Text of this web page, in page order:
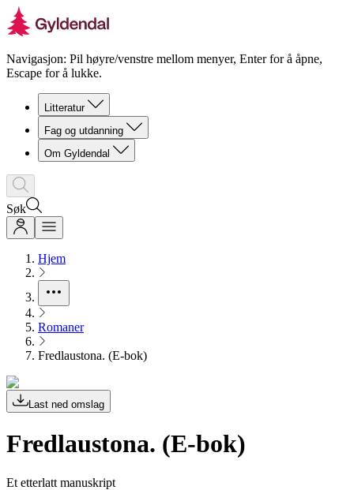
Navigasjon: Pil høyre/venstre mellom menyer, Enter for å åpne,
Escape for å lukke.
Litteratur
Fag og utdanning
Om Gyldendal
Søk
Hjem
Romaner
Fredlaustona. (E-bok)
Last ned omslag
Fredlaustona. (E-bok)
Et etterlatt manuskript